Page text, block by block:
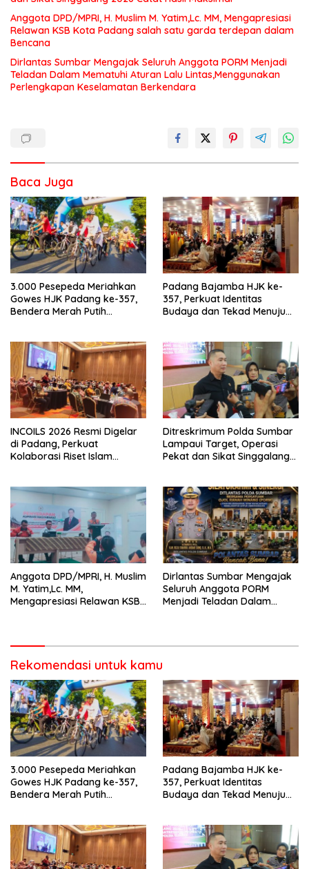
Anggota DPD/MPRI, H. Muslim M. Yatim,Lc. MM, Mengapresiasi
Relawan KSB Kota Padang salah satu garda terdepan dalam
Bencana
Dirlantas Sumbar Mengajak Seluruh Anggota PORM Menjadi
Teladan Dalam Mematuhi Aturan Lalu Lintas,Menggunakan
Perlengkapan Keselamatan Berkendara
Baca Juga
3.000 Pesepeda Meriahkan
Gowes HJK Padang ke-357,
Bendera Merah Putih
Padang Bajamba HJK ke-
357, Perkuat Identitas
Budaya dan Tekad Menuju
INCOILS 2026 Resmi Digelar
di Padang, Perkuat
Kolaborasi Riset Islam
Ditreskrimum Polda Sumbar
Lampaui Target, Operasi
Pekat dan Sikat Singgalang
Anggota DPD/MPRI, H. Muslim
M. Yatim,Lc. MM,
Mengapresiasi Relawan KSB
Dirlantas Sumbar Mengajak
Seluruh Anggota PORM
Menjadi Teladan Dalam
Berkendara
Rekomendasi untuk kamu
3.000 Pesepeda Meriahkan
Gowes HJK Padang ke-357,
Bendera Merah Putih
Padang Bajamba HJK ke-
357, Perkuat Identitas
Budaya dan Tekad Menuju